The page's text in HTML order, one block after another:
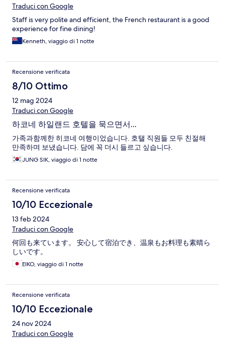
Traduci con Google
Staff is very polite and efficient, the French restaurant is a good
experience for fine dining!
Kenneth, viaggio di 1 notte
Recensione verificata
8/10 Ottimo
12 mag 2024
Traduci con Google
하코네 하일랜드 호텔을 묵으면서...
가족과함께한 히코네 여행이었습니다. 호탤 직원들 모두 친절해
만족하며 보냈습니다. 담에 꼭 더시 들르고 싶습니다.
JUNG SIK, viaggio di 1 notte
Recensione verificata
10/10 Eccezionale
13 feb 2024
Traduci con Google
何回も来ています。 安心して宿泊でき、温泉もお料理も素晴ら
しいです。
EIKO, viaggio di 1 notte
Recensione verificata
10/10 Eccezionale
24 nov 2024
Traduci con Google